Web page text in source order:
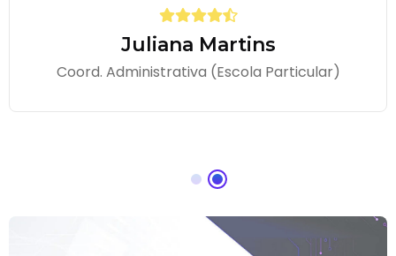
Juliana Martins
Coord. Administrativa (Escola Particular)